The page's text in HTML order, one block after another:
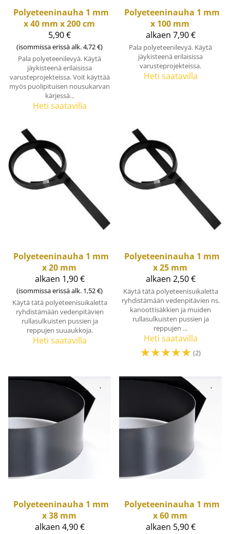
Polyeteeninauha 1 mm
x 40 mm x 200 cm
5,90 €
(isommissa erissä alk. 4,72 €)
Pala polyeteenilevyä. Käytä
jäykisteenä erilaisissa
varusteprojekteissa. Voit käyttää
myös puolipituisen nousukarvan
kärjessä...
Heti saatavilla
Polyeteeninauha 1 mm
x 100 mm
alkaen 7,90 €
Pala polyeteenilevyä. Käytä
jäykisteenä erilaisissa
varusteprojekteissa.
Heti saatavilla
Polyeteeninauha 1 mm
x 20 mm
alkaen 1,90 €
(isommissa erissä alk. 1,52 €)
Käytä tätä polyeteenisuikaletta
ryhdistämään vedenpitävien
rullasulkuisten pussien ja
reppujen suuaukkoja.
Heti saatavilla
Polyeteeninauha 1 mm
x 25 mm
alkaen 2,50 €
Käytä tätä polyeteenisuikaletta
ryhdistämään vedenpitävien ns.
kanoottisäkkien ja muiden
rullasulkuisten pussien ja
reppujen ...
Heti saatavilla
☆☆☆☆☆ (2)
Polyeteeninauha 1 mm
x 38 mm
alkaen 4,90 €
Polyeteeninauha 1 mm
x 60 mm
alkaen 5,90 €